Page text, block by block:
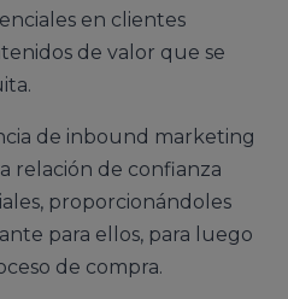
en clientes
de valor que se
de inbound marketing
relación de confianza
proporcionándoles
para ellos, para luego
de compra.